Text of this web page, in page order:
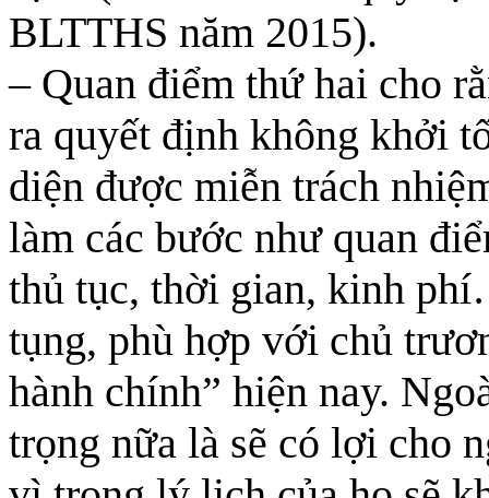
BLTTHS năm 2015).
– Quan điểm thứ hai cho
ra quyết định không khởi
diện được miễn trách
làm các bước như quan
thủ tục, thời gian, kinh
tụng, phù hợp với chủ
hành chính” hiện nay.
trọng nữa là sẽ có lợi cho